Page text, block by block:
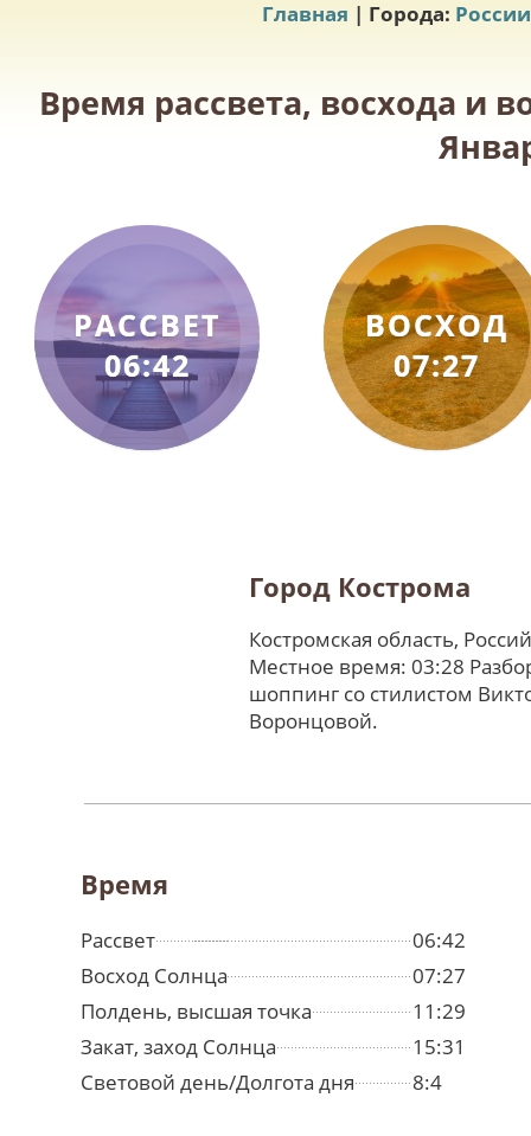
Главная | Города: России
Время рассвета, восхода и
РАССВЕТ
06:42
ВОСХОД
07:27
Город Кострома
Костромская область,
Местное время: 03:28
шоппинг со стилистом
Воронцовой.
Время
Рассвет
06:42
Восход Солнца
07:27
Полдень, высшая точка
11:29
Закат, заход Солнца
15:31
Световой день/Долгота дня
8:4